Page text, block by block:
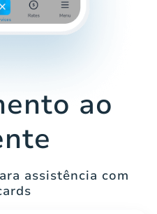
ao
assistência com